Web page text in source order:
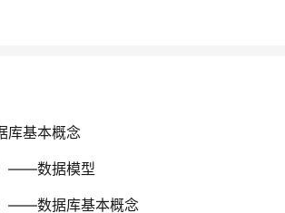
库基本概念
——数据模型
——数据库基本概念